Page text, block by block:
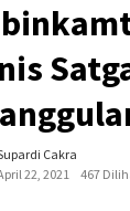
Cakra
22, 2021
467